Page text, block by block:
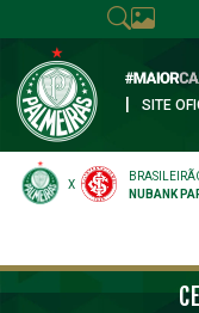
SITE
X
NUBANK